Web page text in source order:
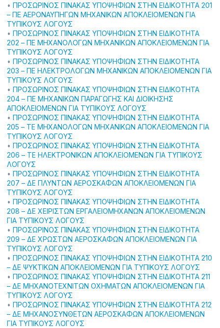
• ΠΡΟΣΩΡΙΝΟΣ ΠΙΝΑΚΑΣ ΥΠΟΨΗΦΙΩΝ ΣΤΗΝ ΕΙΔΙΚΟΤΗΤΑ 201
– ΠΕ ΑΕΡΟΝΑΥΠΗΓΩΝ ΜΗΧΑΝΙΚΩΝ ΑΠΟΚΛΕΙΟΜΕΝΩΝ ΓΙΑ
ΤΥΠΙΚΟΥΣ ΛΟΓΟΥΣ
• ΠΡΟΣΩΡΙΝΟΣ ΠΙΝΑΚΑΣ ΥΠΟΨΗΦΙΩΝ ΣΤΗΝ ΕΙΔΙΚΟΤΗΤΑ
202 – ΠΕ ΜΗΧΑΝΟΛΟΓΩΝ ΜΗΧΑΝΙΚΩΝ ΑΠΟΚΛΕΙΟΜΕΝΩΝ ΓΙΑ
ΤΥΠΙΚΟΥΣ ΛΟΓΟΥΣ
• ΠΡΟΣΩΡΙΝΟΣ ΠΙΝΑΚΑΣ ΥΠΟΨΗΦΙΩΝ ΣΤΗΝ ΕΙΔΙΚΟΤΗΤΑ
203 – ΠΕ ΗΛΕΚΤΡΟΛΟΓΩΝ ΜΗΧΑΝΙΚΩΝ ΑΠΟΚΛΕΙΟΜΕΝΩΝ ΓΙΑ
ΤΥΠΙΚΟΥΣ ΛΟΓΟΥΣ
• ΠΡΟΣΩΡΙΝΟΣ ΠΙΝΑΚΑΣ ΥΠΟΨΗΦΙΩΝ ΣΤΗΝ ΕΙΔΙΚΟΤΗΤΑ
204 – ΠΕ ΜΗΧΑΝΙΚΩΝ ΠΑΡΑΓΩΓΗΣ ΚΑΙ ΔΙΟΙΚΗΣΗΣ
ΑΠΟΚΛΕΙΟΜΕΝΩΝ ΓΙΑ ΤΥΠΙΚΟΥΣ ΛΟΓΟΥΣ
• ΠΡΟΣΩΡΙΝΟΣ ΠΙΝΑΚΑΣ ΥΠΟΨΗΦΙΩΝ ΣΤΗΝ ΕΙΔΙΚΟΤΗΤΑ
205 – ΤΕ ΜΗΧΑΝΟΛΟΓΩΝ ΜΗΧΑΝΙΚΩΝ ΑΠΟΚΛΕΙΟΜΕΝΩΝ ΓΙΑ
ΤΥΠΙΚΟΥΣ ΛΟΓΟΥΣ
• ΠΡΟΣΩΡΙΝΟΣ ΠΙΝΑΚΑΣ ΥΠΟΨΗΦΙΩΝ ΣΤΗΝ ΕΙΔΙΚΟΤΗΤΑ
206 – ΤΕ ΗΛΕΚΤΡΟΝΙΚΩΝ ΑΠΟΚΛΕΙΟΜΕΝΩΝ ΓΙΑ ΤΥΠΙΚΟΥΣ
ΛΟΓΟΥΣ
• ΠΡΟΣΩΡΙΝΟΣ ΠΙΝΑΚΑΣ ΥΠΟΨΗΦΙΩΝ ΣΤΗΝ ΕΙΔΙΚΟΤΗΤΑ
207 – ΔΕ ΠΛΥΝΤΩΝ ΑΕΡΟΣΚΑΦΩΝ ΑΠΟΚΛΕΙΟΜΕΝΩΝ ΓΙΑ
ΤΥΠΙΚΟΥΣ ΛΟΓΟΥΣ
• ΠΡΟΣΩΡΙΝΟΣ ΠΙΝΑΚΑΣ ΥΠΟΨΗΦΙΩΝ ΣΤΗΝ ΕΙΔΙΚΟΤΗΤΑ
208 – ΔΕ ΧΕΙΡΙΣΤΩΝ ΕΡΓΑΛΕΙΟΜΗΧΑΝΩΝ ΑΠΟΚΛΕΙΟΜΕΝΩΝ
ΓΙΑ ΤΥΠΙΚΟΥΣ ΛΟΓΟΥΣ
• ΠΡΟΣΩΡΙΝΟΣ ΠΙΝΑΚΑΣ ΥΠΟΨΗΦΙΩΝ ΣΤΗΝ ΕΙΔΙΚΟΤΗΤΑ
209 – ΔΕ ΧΡΩΣΤΩΝ ΑΕΡΟΣΚΑΦΩΝ ΑΠΟΚΛΕΙΟΜΕΝΩΝ ΓΙΑ
ΤΥΠΙΚΟΥΣ ΛΟΓΟΥΣ
• ΠΡΟΣΩΡΙΝΟΣ ΠΙΝΑΚΑΣ ΥΠΟΨΗΦΙΩΝ ΣΤΗΝ ΕΙΔΙΚΟΤΗΤΑ 210
– ΔΕ ΨΥΚΤΙΚΩΝ ΑΠΟΚΛΕΙΟΜΕΝΩΝ ΓΙΑ ΤΥΠΙΚΟΥΣ ΛΟΓΟΥΣ
• ΠΡΟΣΩΡΙΝΟΣ ΠΙΝΑΚΑΣ ΥΠΟΨΗΦΙΩΝ ΣΤΗΝ ΕΙΔΙΚΟΤΗΤΑ 211
– ΔΕ ΜΗΧΑΝΟΤΕΧΝΙΤΩΝ ΟΧΗΜΑΤΩΝ ΑΠΟΚΛΕΙΟΜΕΝΩΝ ΓΙΑ
ΤΥΠΙΚΟΥΣ ΛΟΓΟΥΣ
• ΠΡΟΣΩΡΙΝΟΣ ΠΙΝΑΚΑΣ ΥΠΟΨΗΦΙΩΝ ΣΤΗΝ ΕΙΔΙΚΟΤΗΤΑ 212
– ΔΕ ΜΗΧΑΝΟΣΥΝΘΕΤΩΝ ΑΕΡΟΣΚΑΦΩΝ ΑΠΟΚΛΕΙΟΜΕΝΩΝ
ΓΙΑ ΤΥΠΙΚΟΥΣ ΛΟΓΟΥΣ